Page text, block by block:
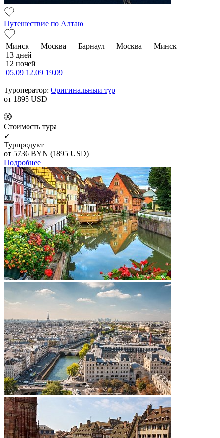
Путешествие по Алтаю
Минск — Москва — Барнаул — Москва — Минск
13 дней
12 ночей
05.09 12.09 19.09
Туроператор: Оригинальный тур
от 1895 USD
Cтоимость тура
✓
Турпродукт
от 5736 BYN (1895 USD)
Подробнее